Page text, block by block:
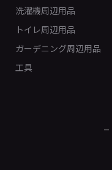
洗濯機周辺用品
トイレ周辺用品
ガーデニング周辺用品
工具